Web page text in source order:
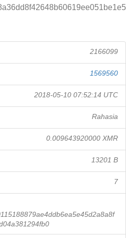
2166099
1569560
2018-05-10 07:52:14 UTC
Rahasia
0.009643920000 XMR
13201 B
7